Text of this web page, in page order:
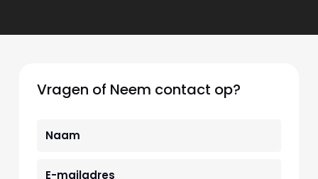
Vragen of Neem contact op?